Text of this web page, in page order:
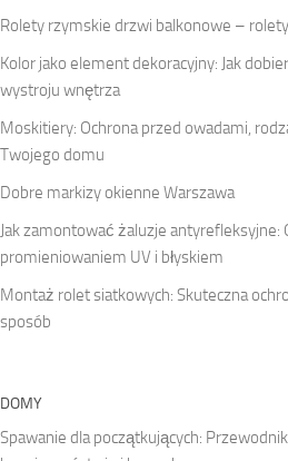
Rolety rzymskie drzwi balkonowe –
Kolor jako element dekoracyjny: Jak
wystroju wnętrza
Moskitiery: Ochrona przed owadami,
Twojego domu
Dobre markizy okienne Warszawa
Jak zamontować żaluzje antyrefleksyjne:
promieniowaniem UV i błyskiem
Montaż rolet siatkowych: Skuteczna
sposób
DOMY
Spawanie dla początkujących: